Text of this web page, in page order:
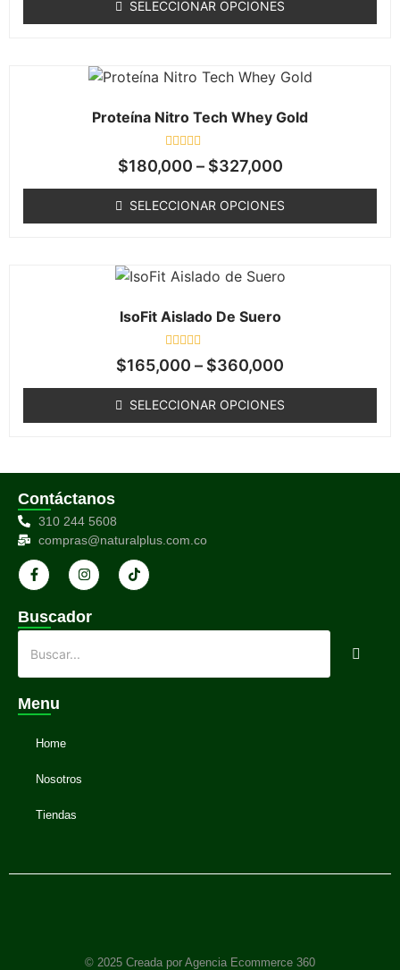
5
SELECCIONAR OPCIONES
Proteína Nitro Tech Whey Gold
Valorado
en
5
$180,000 – $327,000
SELECCIONAR OPCIONES
IsoFit Aislado De Suero
Valorado
en
5
$165,000 – $360,000
SELECCIONAR OPCIONES
Contáctanos
310 244 5608
compras@naturalplus.com.co
Buscador
Menu
Home
Nosotros
Tiendas
© 2025 Creada por Agencia Ecommerce 360